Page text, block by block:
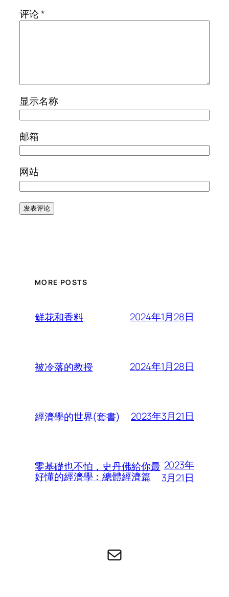
评论*
显示名称
邮箱
网站
MORE POSTS
鲜花和香料 2024年1月28日
被冷落的教授 2024年1月28日
經濟學的世界(套書) 2023年3月21日
零基礎也不怕，史丹佛給你最
好懂的經濟學：總體經濟篇
2023年
3月21日
电子邮件